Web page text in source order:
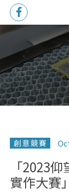
創意競賽
「2023
實作大賽